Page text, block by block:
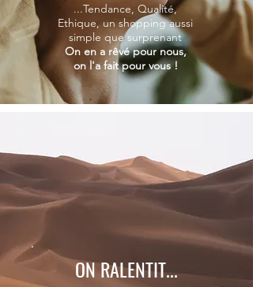
...Tendance, Qualité,
Ethique, un shopping aussi
simple que surprenant
On en a rêvé pour nous,
on l'a fait pour vous !
ON RALENTIT...